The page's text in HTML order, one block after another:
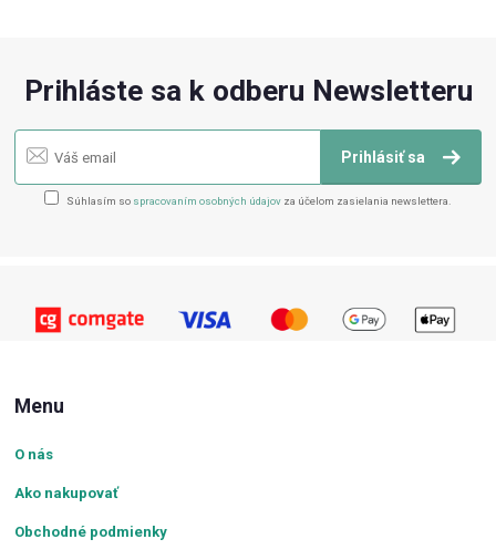
Prihláste sa k odberu Newsletteru
Prihlásiť sa
Súhlasím so spracovaním osobných údajov za účelom zasielania newslettera.
Menu
O nás
Ako nakupovať
Obchodné podmienky